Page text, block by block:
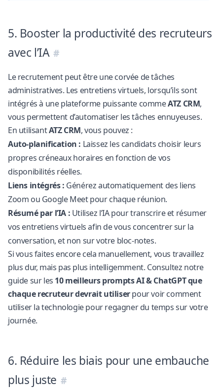
5. Booster la productivité des recruteurs
avec l’IA
Le recrutement peut être une corvée de tâches
administratives. Les entretiens virtuels, lorsqu’ils sont
intégrés à une plateforme puissante commeATZ CRM,
vous permettent d’automatiser les tâches ennuyeuses.
En utilisantATZ CRM, vous pouvez :
Auto-planification : Laissez les candidats choisir leurs
propres créneaux horaires en fonction de vos
disponibilités réelles.
Liens intégrés : Générez automatiquement des liens
Zoom ou Google Meet pour chaque réunion.
Résumé par l’IA : Utilisez l’IA pour transcrire et résumer
vos entretiens virtuels afin de vous concentrer sur la
conversation, et non sur votre bloc-notes.
Si vous faites encore cela manuellement, vous travaillez
plus dur, mais pas plus intelligemment. Consultez notre
guide sur les 10 meilleurs prompts AI & ChatGPT que
chaque recruteur devrait utiliserpour voir comment
utiliser la technologie pour regagner du temps sur votre
journée.
6. Réduire les biais pour une embauche
plus juste